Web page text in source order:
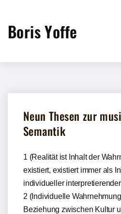
Boris Yoffe
Neun Thesen zur
Semantik
1 (Realität ist Inhalt der
existiert, existiert immer als
individueller
2 (Individuelle
Beziehung zwischen Kultur